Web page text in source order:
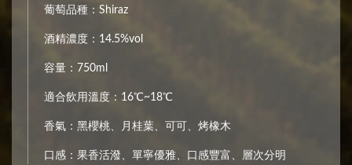
葡萄品種：Shiraz
酒精濃度：14.5%vol
容量：750ml
適合飲用溫度：16℃~18℃
香氣：黑櫻桃、月桂葉、可可、烤橡木
口感：果香活潑、單寧優雅、口感豐富、層次分明